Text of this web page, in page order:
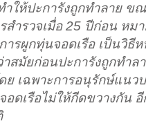
ำให้ปะการังถูกทำลาย ข
ำรวจเมื่อ 25 ปีก่อน หม
ารผูกทุ่นจอดเรือ เป็นวิ
าสมัยก่อนปะการังถูกทำ
ย เฉพาะการอนุรักษ์แนว
อดเรือไม่ให้กีดขวางกัน